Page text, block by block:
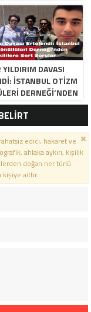
BAŞLATTIK”
YILDIRIM DAVASI
İSTANBUL OTIZM
DERNEĞI’NDEN
SERT SORULAR
edici, hakaret ve
ahlaka aykırı, kişilik
doğan her türlü
kişiye aittir.